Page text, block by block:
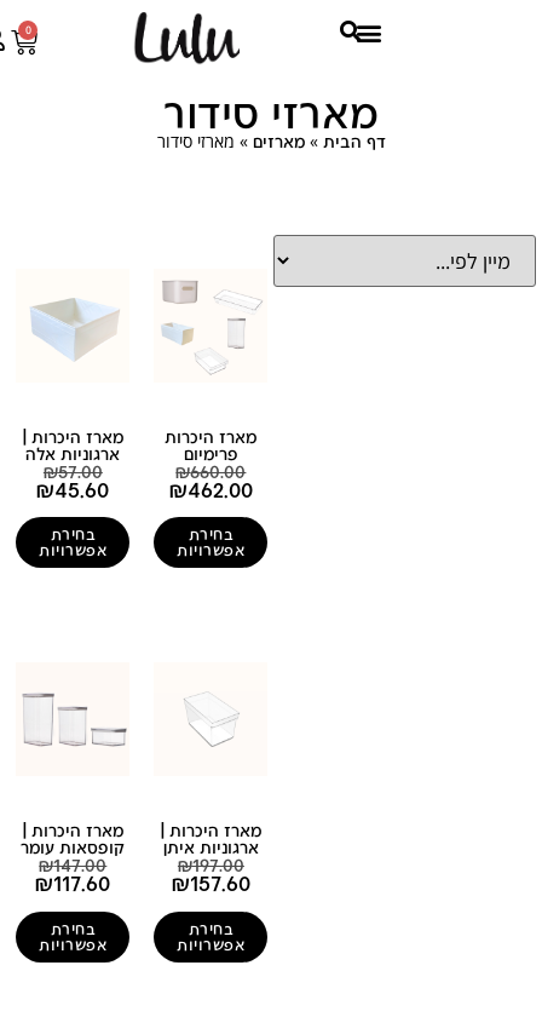
מארזי סידור
דף הבית»מארזים»מארזי סידור
מארז היכרות
₪
₪462.00
בחירת
אפשרויות
מארז היכרות |
ארגוניות אלה
₪ 45.60
בחירת
אפשרויות
מארז היכרות |
ארגוניות איתן
₪
₪
בחירת
אפשרויות
מארז היכרות |
קופסאות עומר
₪
₪ 117.60
בחירת
אפשרויות